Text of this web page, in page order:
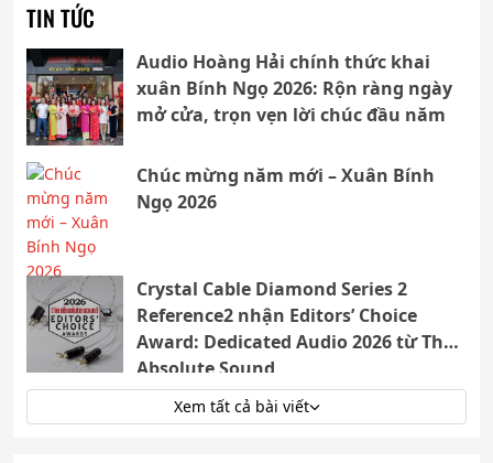
TIN TỨC
Audio Hoàng Hải chính thức khai
xuân Bính Ngọ 2026: Rộn ràng ngày
mở cửa, trọn vẹn lời chúc đầu năm
Chúc mừng năm mới – Xuân Bính
Ngọ 2026
Crystal Cable Diamond Series 2
Reference2 nhận Editors’ Choice
Award: Dedicated Audio 2026 từ The
Absolute Sound
Xem tất cả bài viết